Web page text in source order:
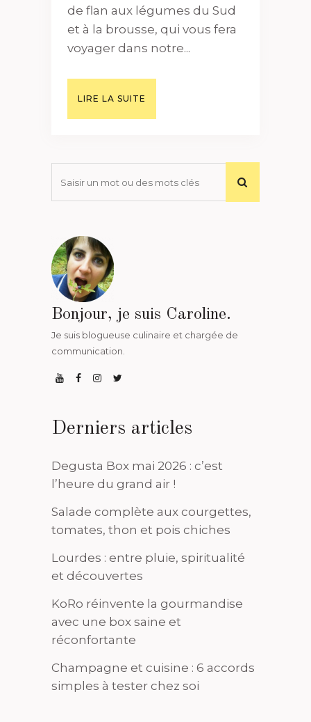
de flan aux légumes du Sud
et à la brousse, qui vous fera
voyager dans notre...
LIRE LA SUITE
Bonjour, je suis Caroline.
Je suis blogueuse culinaire et chargée de
communication.
Derniers articles
Degusta Box mai 2026 : c’est
l’heure du grand air !
Salade complète aux courgettes,
tomates, thon et pois chiches
Lourdes : entre pluie, spiritualité
et découvertes
KoRo réinvente la gourmandise
avec une box saine et
réconfortante
Champagne et cuisine : 6 accords
simples à tester chez soi